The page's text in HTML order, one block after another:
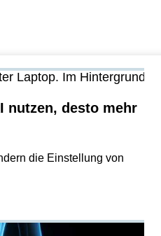
nutzen, desto mehr
die Einstellung von